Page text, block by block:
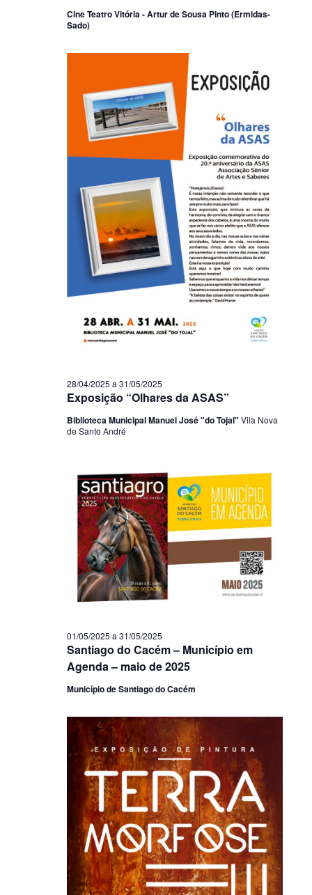
Cine Teatro Vitória - Artur de Sousa Pinto (Ermidas-
Sado)
Exposição “Olhares da ASAS”
28/04/2025 a 31/05/2025
Biblioteca Municipal Manuel José "do Tojal" Vila Nova
de Santo André
Santiago do Cacém – Município em
Agenda – maio de 2025
01/05/2025 a 31/05/2025
Município de Santiago do Cacém